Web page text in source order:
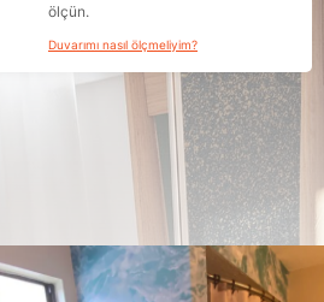
ölçün.
Duvarımı nasıl ölçmeliyim?